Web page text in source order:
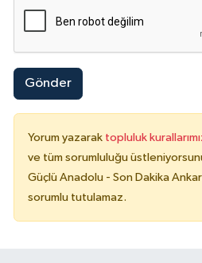
Gönder
Yorum yazarak topluluk
ve tüm sorumluluğu
Güçlü Anadolu - Son Dakika
sorumlu tutulamaz.